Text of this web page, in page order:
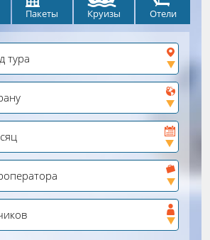
Пакеты Круизы Отели